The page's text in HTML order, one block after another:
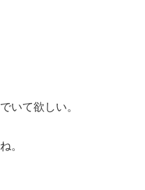
いて欲しい。
。